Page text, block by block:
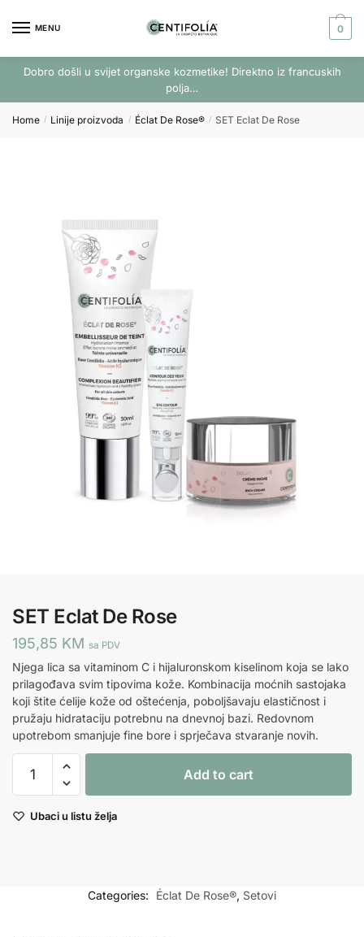
MENU 0
Dobro došli u svijet organske kozmetike! Direktno iz francuskih
polja…
Home / Linije proizvoda / Éclat De Rose® / SET Eclat De Rose
SET Eclat De Rose
195,85 KM sa PDV
Njega lica sa vitaminom C i hijaluronskom kiselinom koja se lako
prilagođava svim tipovima kože. Kombinacija moćnih sastojaka
koji štite ćelije kože od oštećenja, poboljšavaju elastičnost i
pružaju hidrataciju potrebnu na dnevnoj bazi. Redovnom
upotrebom smanjuje fine bore i sprječava stvaranje novih.
Eclat
Rose
Add to cart
Ubaci u listu želja
Categories: Éclat De Rose®, Setovi